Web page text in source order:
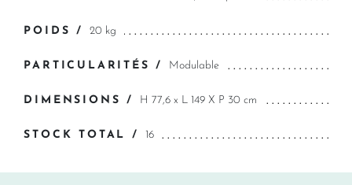
POIDS / 20 kg
PARTICULARITÉS / Modulable
DIMENSIONS / H 77,6 x L 149 X P 30 cm
STOCK TOTAL / 16